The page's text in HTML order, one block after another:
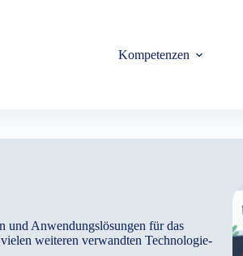
Kompetenzen
und Anwendungslösungen für das
weiteren verwandten Technologie-